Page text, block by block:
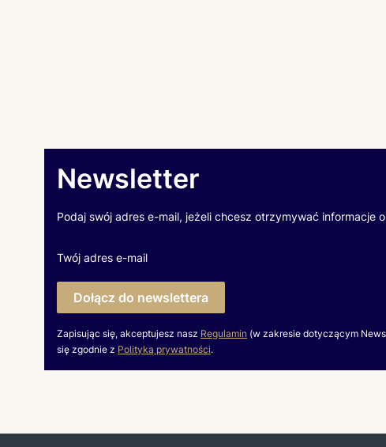
Newsletter
Podaj swój adres e-mail, jeżeli chcesz otrzymywać informacje
Twój adres e-mail
Dołącz do newslettera
Zapisując się, akceptujesz nasz Regulamin (w zakresie dotyczącym
się zgodnie z Polityką prywatności.